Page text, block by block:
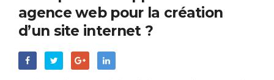
agence web pour la création
d’un site internet ?